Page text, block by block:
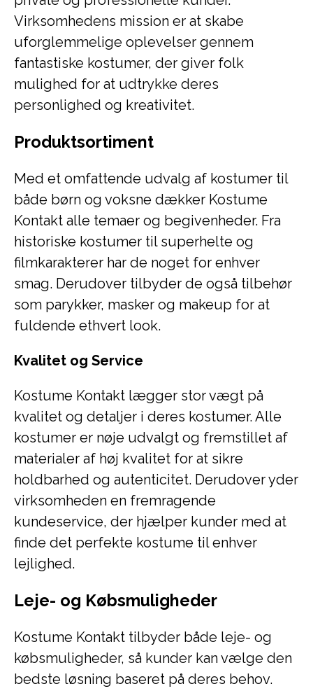
Virksomhedens mission er at skabe
uforglemmelige oplevelser gennem
fantastiske kostumer, der giver folk
mulighed for at udtrykke deres
personlighed og kreativitet.
Produktsortiment
Med et omfattende udvalg af kostumer til
både børn og voksne dækker Kostume
Kontakt alle temaer og begivenheder. Fra
historiske kostumer til superhelte og
filmkarakterer har de noget for enhver
smag. Derudover tilbyder de også tilbehør
som parykker, masker og makeup for at
fuldende ethvert look.
Kvalitet og Service
Kostume Kontakt lægger stor vægt på
kvalitet og detaljer i deres kostumer. Alle
kostumer er nøje udvalgt og fremstillet af
materialer af høj kvalitet for at sikre
holdbarhed og autenticitet. Derudover yder
virksomheden en fremragende
kundeservice, der hjælper kunder med at
finde det perfekte kostume til enhver
lejlighed.
Leje- og Købsmuligheder
Kostume Kontakt tilbyder både leje- og
købsmuligheder, så kunder kan vælge den
bedste løsning baseret på deres behov.